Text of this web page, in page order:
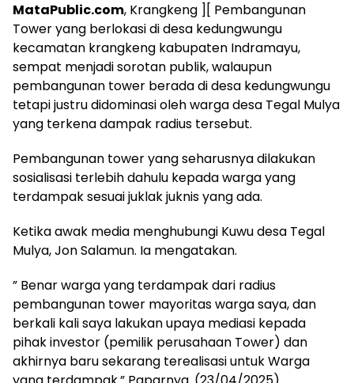
MataPublic.com, Krangkeng ][ Pembangunan
Tower yang berlokasi di desa kedungwungu
kecamatan krangkeng kabupaten Indramayu,
sempat menjadi sorotan publik, walaupun
pembangunan tower berada di desa kedungwungu
tetapi justru didominasi oleh warga desa Tegal Mulya
yang terkena dampak radius tersebut.
Pembangunan tower yang seharusnya dilakukan
sosialisasi terlebih dahulu kepada warga yang
terdampak sesuai juklak juknis yang ada.
Ketika awak media menghubungi Kuwu desa Tegal
Mulya, Jon Salamun. Ia mengatakan.
” Benar warga yang terdampak dari radius
pembangunan tower mayoritas warga saya, dan
berkali kali saya lakukan upaya mediasi kepada
pihak investor (pemilik perusahaan Tower) dan
akhirnya baru sekarang terealisasi untuk Warga